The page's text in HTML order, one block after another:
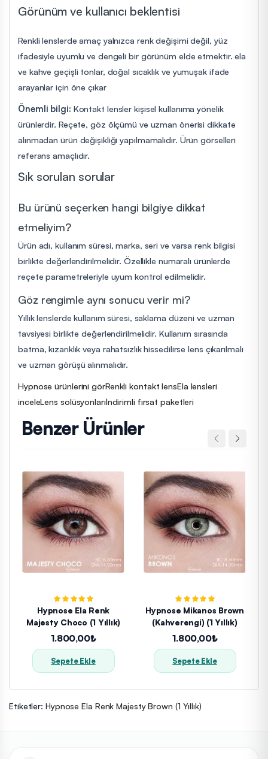
Görünüm ve kullanıcı beklentisi
Renkli lenslerde amaç yalnızca renk değişimi değil, yüz
ifadesiyle uyumlu ve dengeli bir görünüm elde etmektir. ela
ve kahve geçişli tonlar, doğal sıcaklık ve yumuşak ifade
arayanlar için öne çıkar
Önemli bilgi: Kontakt lensler kişisel kullanıma yönelik
ürünlerdir. Reçete, göz ölçümü ve uzman önerisi dikkate
alınmadan ürün değişikliği yapılmamalıdır. Ürün görselleri
referans amaçlıdır.
Sık sorulan sorular
Bu ürünü seçerken hangi bilgiye dikkat
etmeliyim?
Ürün adı, kullanım süresi, marka, seri ve varsa renk bilgisi
birlikte değerlendirilmelidir. Özellikle numaralı ürünlerde
reçete parametreleriyle uyum kontrol edilmelidir.
Göz rengimle aynı sonucu verir mi?
Yıllık lenslerde kullanım süresi, saklama düzeni ve uzman
tavsiyesi birlikte değerlendirilmelidir. Kullanım sırasında
batma, kızarıklık veya rahatsızlık hissedilirse lens çıkarılmalı
ve uzman görüşü alınmalıdır.
Hypnose ürünlerini görRenkli kontakt lensEla lensleri
inceleLens solüsyonlarıİndirimli fırsat paketleri
Benzer Ürünler
Hypnose Ela Renk
Majesty Choco (1 Yıllık)
1.800,00₺
Sepete Ekle
Hypnose Mikanos Brown
(Kahverengi) (1 Yıllık)
1.800,00₺
Sepete Ekle
Etiketler: Hypnose Ela Renk Majesty Brown (1 Yıllık)